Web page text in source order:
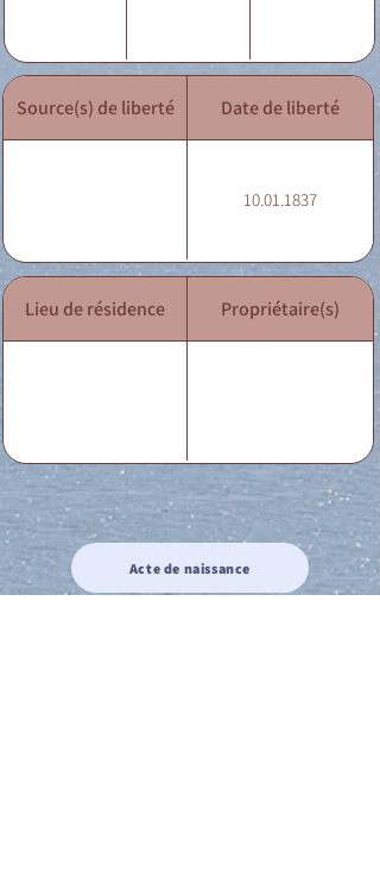
Source(s) de liberté Date de liberté
10.01.1837
Lieu de résidence Propriétaire(s)
Acte de naissance